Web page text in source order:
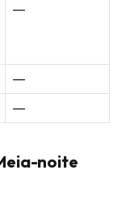
—
—
—
noite